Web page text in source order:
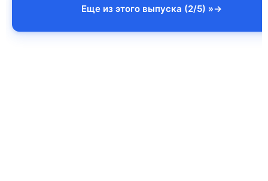
Еще из этого выпуска (2/5) »